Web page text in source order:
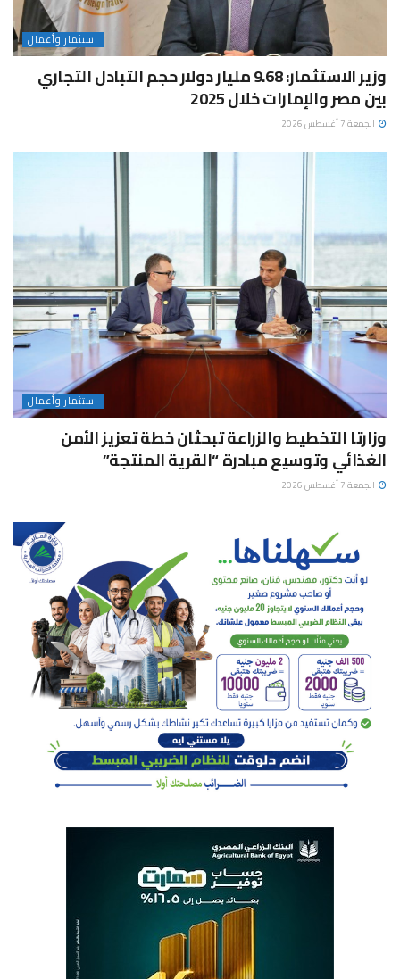
استثمار وأعمال
وزير الاستثمار: 9.68 مليار دولار حجم التبادل التجاري
بين مصر والإمارات خلال 2025
الجمعة 7 أغسطس 2026
استثمار وأعمال
وزارتا التخطيط والزراعة تبحثان خطة تعزيز الأمن
الغذائي وتوسيع مبادرة “القرية المنتجة”
الجمعة 7 أغسطس 2026